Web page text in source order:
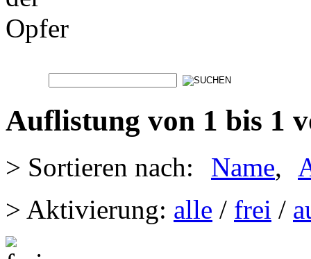
Auflistung von 1 bis 1
> Sortieren nach: Name,
> Aktivierung: alle / frei /